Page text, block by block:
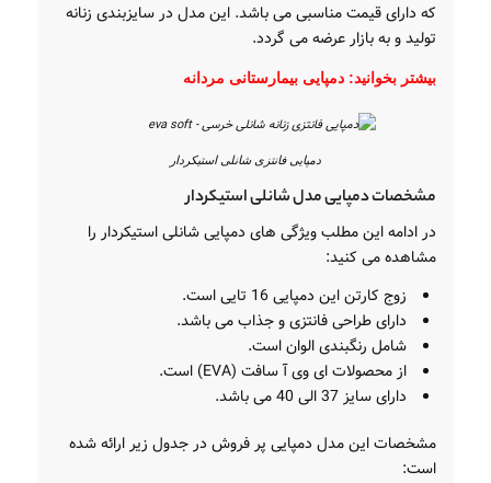
که دارای قیمت مناسبی می باشد. این مدل در سایزبندی زنانه
تولید و به بازار عرضه می گردد.
بیشتر بخوانید: دمپایی بیمارستانی مردانه
دمپایی فانتزی شانلی استیکردار
مشخصات دمپایی مدل شانلی استیکردار
در ادامه این مطلب ویژگی های دمپایی شانلی استیکردار را
مشاهده می کنید:
زوج کارتن این دمپایی 16 تایی است.
دارای طراحی فانتزی و جذاب می باشد.
شامل رنگبندی الوان است.
از محصولات ای وی آ سافت (EVA) است.
دارای سایز 37 الی 40 می باشد.
مشخصات این مدل دمپایی پر فروش در جدول زیر ارائه شده
است: